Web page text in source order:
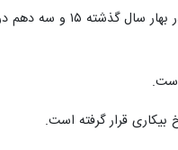
، بر اساس این گزارش که صبح امروز
قرار گرفته است.